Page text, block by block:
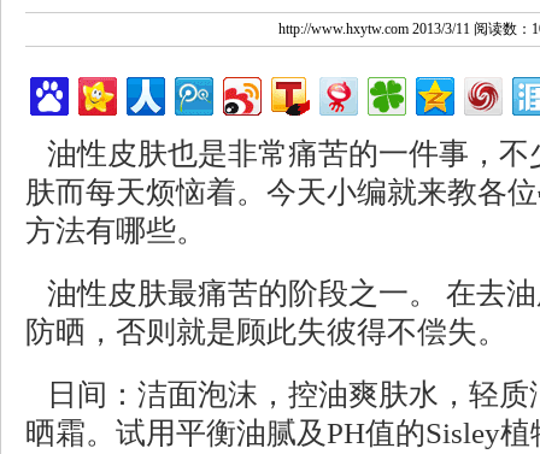
http://www.hxytw.com 2013/3/11 阅读数：
油性皮肤也是非常痛苦的一件事，不
肤而每天烦恼着。今天小编就来教各位
方法有哪些。
油性皮肤最痛苦的阶段之一。 在去
防晒，否则就是顾此失彼得不偿失。
日间：洁面泡沫，控油爽肤水，轻质
晒霜。试用平衡油腻及PH值的Sisley